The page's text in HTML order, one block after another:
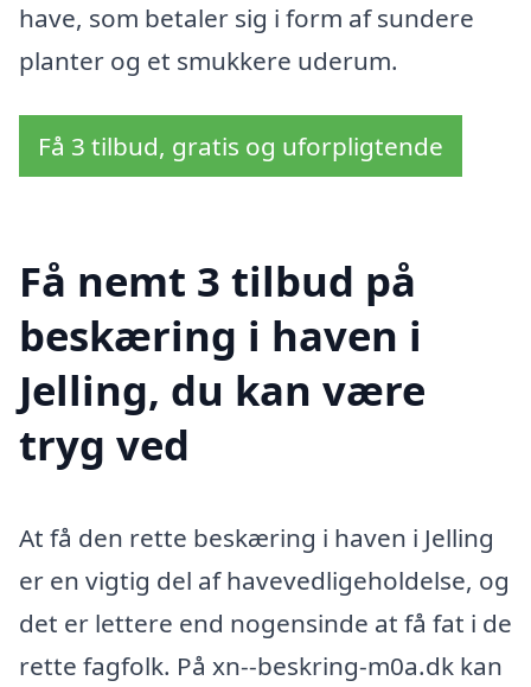
have, som betaler sig i form af sundere
planter og et smukkere uderum.
Få 3 tilbud, gratis og uforpligtende
Få nemt 3 tilbud på
beskæring i haven i
Jelling, du kan være
tryg ved
At få den rette beskæring i haven i Jelling
er en vigtig del af havevedligeholdelse, og
det er lettere end nogensinde at få fat i de
rette fagfolk. På xn--beskring-m0a.dk kan